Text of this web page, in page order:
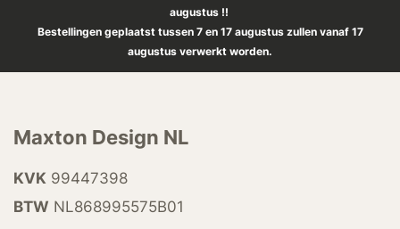
augustus !!
Bestellingen geplaatst tussen 7 en 17 augustus zullen vanaf 17
augustus verwerkt worden.
Maxton Design NL
KVK 99447398
BTW NL868995575B01